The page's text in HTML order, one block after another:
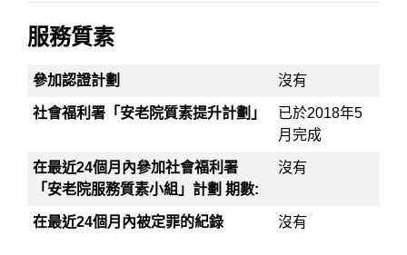
服務質素
參加認證計劃 沒有
社會福利署「安老院質素提升計劃」
已於2018年5
月完成
在最近24個月內參加社會福利署
「安老院服務質素小組」計劃 期數:
沒有
在最近24個月內被定罪的紀錄 沒有